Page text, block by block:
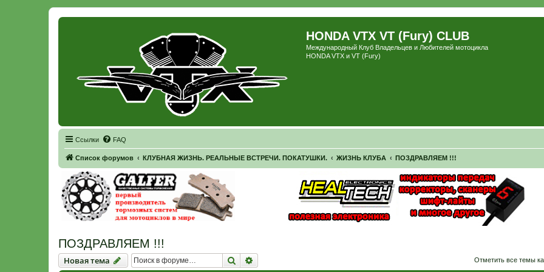
HONDA VTX VT (Fury) CLUB
Международный Клуб Владельцев и Любителей мотоцикла
HONDA VTX и VT (Fury)
Ссылки FAQ
Список форумов КЛУБНАЯ ЖИЗНЬ. РЕАЛЬНЫЕ ВСТРЕЧИ. ПОКАТУШКИ. ЖИЗНЬ КЛУБА ПОЗДРАВЛЯЕМ !!!
ПОЗДРАВЛЯЕМ !!!
Новая тема
Новаятема Поиск Отметить все темы